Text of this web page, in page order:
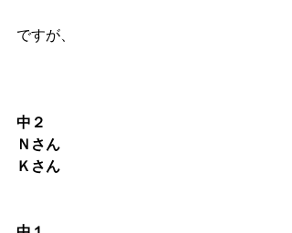
ですが、
中２
Ｎさん
Ｋさん